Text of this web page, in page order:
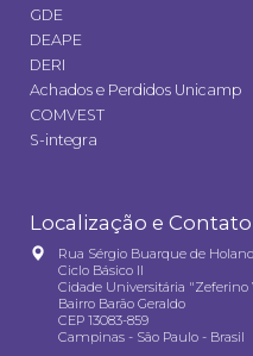
GDE
DEAPE
DERI
Achados e Perdidos Unicamp
COMVEST
S-integra
Localização e Contato
Rua Sérgio Buarque de
Ciclo Básico II
Cidade Universitária "Zeferino
Bairro Barão Geraldo
CEP 13083-859
Campinas - São Paulo - Brasil